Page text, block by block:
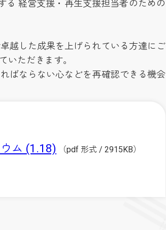
る 経営支援・再生支援担当者のための
越した成果を上げられている方達にご
ただきます。
ばならない心などを再確認できる機会
ム (1.18) （pdf 形式 / 2915KB）